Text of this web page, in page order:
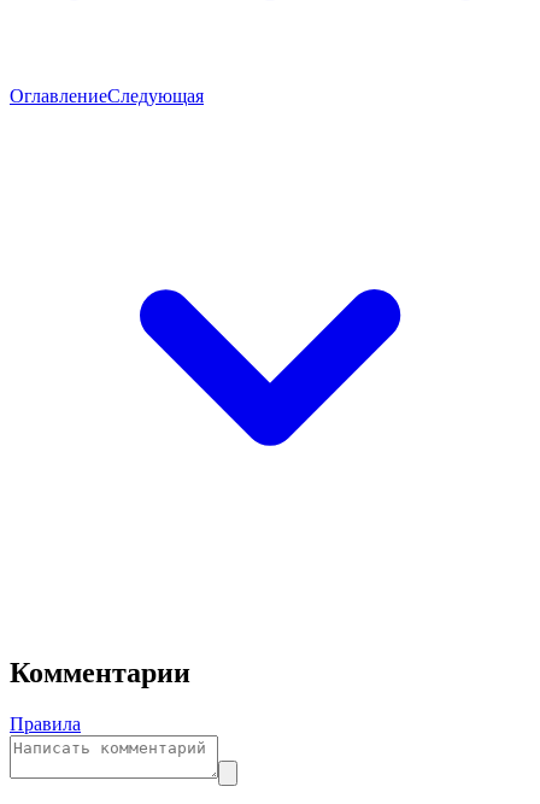
ОглавлениеСледующая
Комментарии
Правила